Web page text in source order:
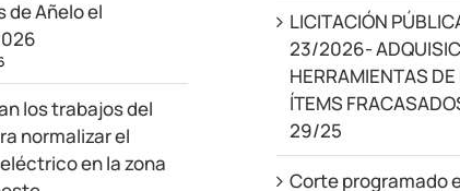
de Añelo el
los trabajos del
normalizar el
en la zona
LICITACIÓN
23/2026-
HERRAMIENTAS
ÍTEMS
29/25
Corte programado